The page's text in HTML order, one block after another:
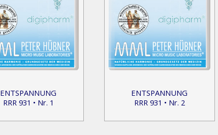
ENTSPANNUNG
RRR 931 • Nr. 1
ENTSPANNUNG
RRR 931 • Nr. 2